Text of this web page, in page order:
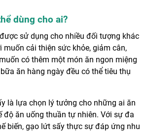
dùng cho ai?
sử dụng cho nhiều đối tượng khác
muốn cải thiện sức khỏe, giảm cân,
có thêm một món ăn ngon miệng
ăn hàng ngày đều có thể tiêu thụ
là lựa chọn lý tưởng cho những ai ăn
độ ăn uống thuần tự nhiên. Với sự đa
biến, gạo lứt sấy thực sự đáp ứng nhu